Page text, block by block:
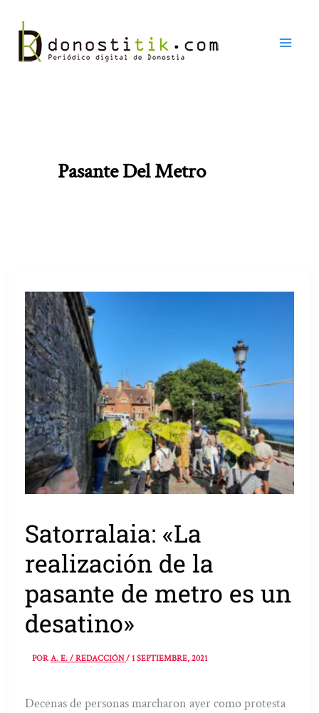
contenido
Pasante Del Metro
Satorralaia: «La
realización de la
pasante de metro es un
desatino»
PORA. E. / REDACCIÓN/1 SEPTIEMBRE, 2021
Decenas de personas marcharon ayer como protesta